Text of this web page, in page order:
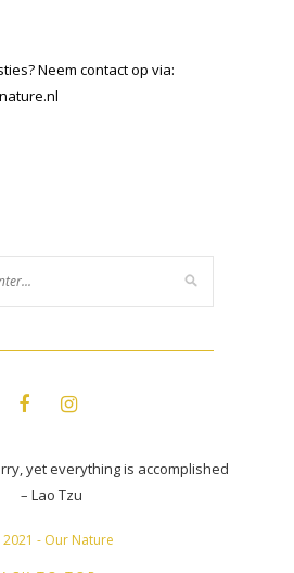
Neem contact op via:
yet everything is accomplished
– Lao Tzu
- Our Nature